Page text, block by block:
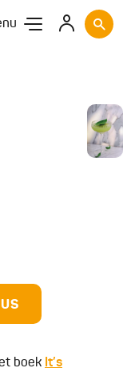
boek It’s